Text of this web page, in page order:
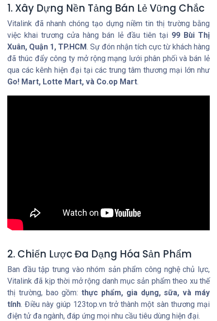
1. Xây Dựng Nền Tảng Bán Lẻ Vững Chắc
Vitalink đã nhanh chóng tạo dựng niềm tin thị trường bằng
việc khai trương cửa hàng bán lẻ đầu tiên tại 99 Bùi Thị
Xuân, Quận 1, TP.HCM. Sự đón nhận tích cực từ khách hàng
đã thúc đẩy công ty mở rộng mạng lưới phân phối và bán lẻ
qua các kênh hiện đại tại các trung tâm thương mại lớn như
Go! Mart, Lotte Mart, và Co.op Mart.
2. Chiến Lược Đa Dạng Hóa Sản Phẩm
Ban đầu tập trung vào nhóm sản phẩm công nghệ chủ lực,
Vitalink đã kịp thời mở rộng danh mục sản phẩm theo xu thế
thị trường, bao gồm:thực phẩm, gia dụng, sữa, và máy
tính. Điều này giúp 123top.vn trở thành một sàn thương mại
điện tử đa ngành, đáp ứng mọi nhu cầu tiêu dùng hiện đại.